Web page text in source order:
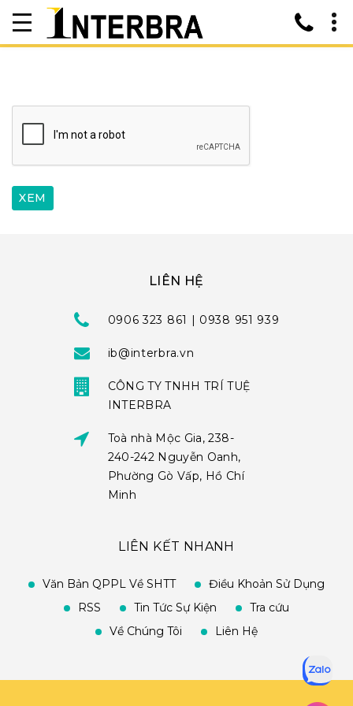
LIÊN HỆ
0906 323 861 | 0938 951 939
ib@interbra.vn
CÔNG TY TNHH TRÍ TUỆ
INTERBRA
Toà nhà Mộc Gia, 238-
240-242 Nguyễn Oanh,
Phường Gò Vấp, Hồ Chí
Minh
LIÊN KẾT NHANH
Văn Bản QPPL Về SHTT
Điều Khoản Sử Dụng
RSS
Tin Tức Sự Kiện
Tra cứu
Về Chúng Tôi
Liên Hệ